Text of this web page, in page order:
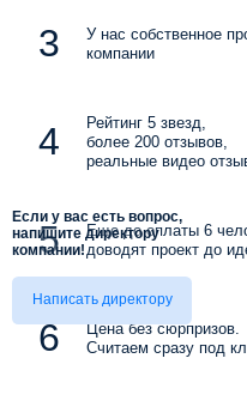
У нас собственное
компании
Рейтинг 5 звезд,
более 200 отзывов,
реальные видео
Еще до оплаты 6
доводят проект до
Цена без сюрпризов.
Считаем сразу под
Если у вас есть вопрос,
напишите директору
компании!
Написать директору